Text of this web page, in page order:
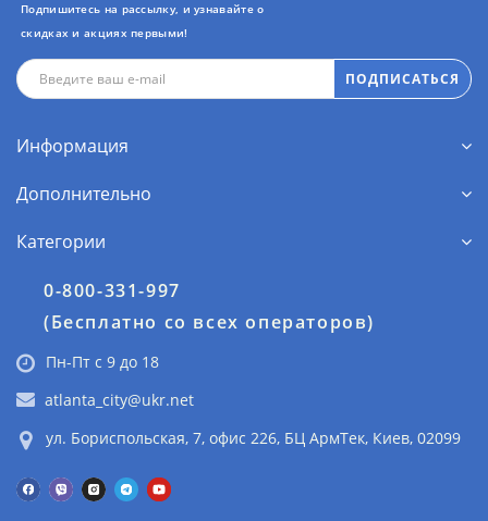
Подпишитесь на рассылку, и узнавайте о
скидках и акциях первыми!
ПОДПИСАТЬСЯ
Информация
Дополнительно
Категории
0-800-331-997
(Бесплатно со всех операторов)
Пн-Пт с 9 до 18
atlanta_city@ukr.net
ул. Бориспольская, 7, офис 226, БЦ АрмТек, Киев, 02099